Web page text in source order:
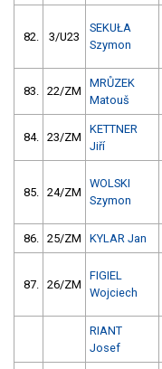
82. 3/U23
SEKUŁA
Szymon
83. 22/ZM
MRŮZEK
Matouš
84. 23/ZM
KETTNER
Jiří
85. 24/ZM
WOLSKI
Szymon
86. 25/ZM KYLAR Jan
87. 26/ZM
FIGIEL
Wojciech
RIANT
Josef